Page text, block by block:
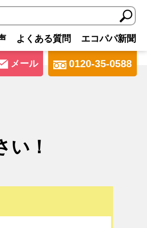
よくある質問 エコパパ新聞
メール 0120-35-0588
い！